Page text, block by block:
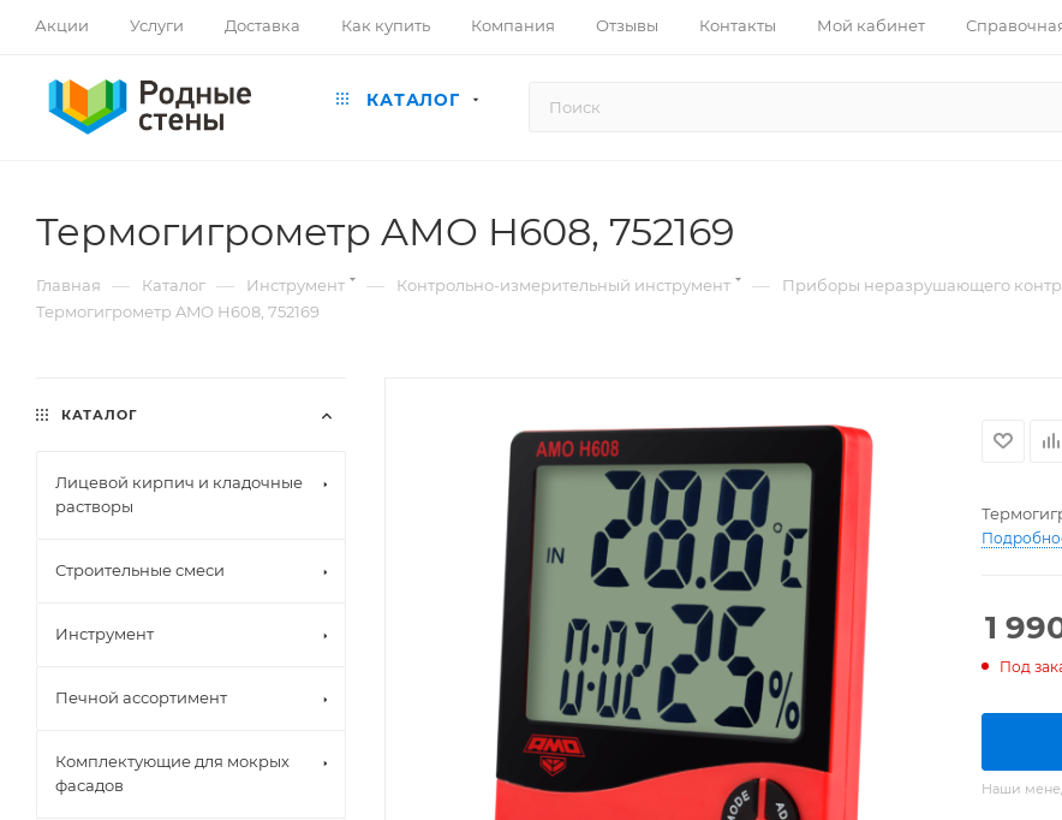
Акции Услуги Доставка Как купить Компания Отзывы Контакты Мой кабинет
КАТАЛОГ
Термогигрометр AMO H608, 752169
Главная — Каталог — Инструмент — Контрольно-измерительный инструмент — Приборы неразрушающего
Термогигрометр AMO H608, 752169
1
Под
Наши
КАТАЛОГ
Лицевой кирпич и кладочные
растворы
Строительные смеси
Инструмент
Печной ассортимент
Комплектующие для мокрых
фасадов